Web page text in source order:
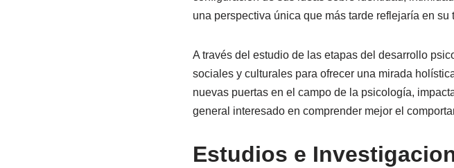
una perspectiva única que más tarde reflejaría en su
A través del estudio de las etapas del desarrollo
sociales y culturales para ofrecer una mirada
nuevas puertas en el campo de la psicología,
general interesado en comprender mejor el
Estudios e